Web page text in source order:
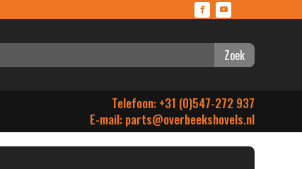
Zoek
Telefoon: +31 (0)547-272 937
E-mail: parts@overbeekshovels.nl